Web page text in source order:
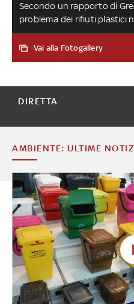
Secondo un rapporto di
problema dei rifiuti plastici
materiali, ma il riutilizzo dei
preferendo l'acquisto di
Vai alla Fotogallery
DIRETTA
AMBIENTE: ULTIME